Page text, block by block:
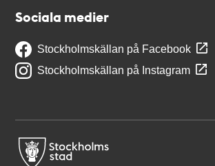
Sociala medier
Stockholmskällan på Facebook
Stockholmskällan på Instagram